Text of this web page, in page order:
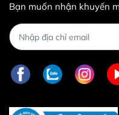
Bạn muốn nhận khuyến